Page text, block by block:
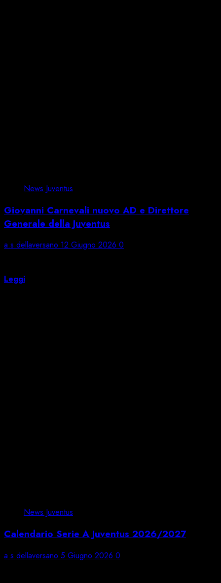
News Juventus
Giovanni Carnevali nuovo AD e Direttore
Generale della Juventus
a.s.dellaversano 12 Giugno 2026 0
Leggi
News Juventus
Calendario Serie A Juventus 2026/2027
a.s.dellaversano 5 Giugno 2026 0